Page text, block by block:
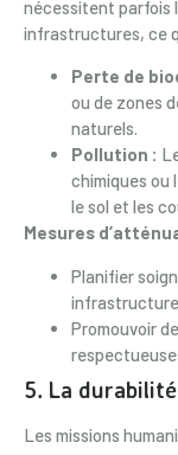
nécessitent parfois
infrastructures, ce
Perte de
ou de zones
naturels.
Pollution :
chimiques ou
le sol et les
Mesures
Planifier
Promouvoir
5. La
Les missions